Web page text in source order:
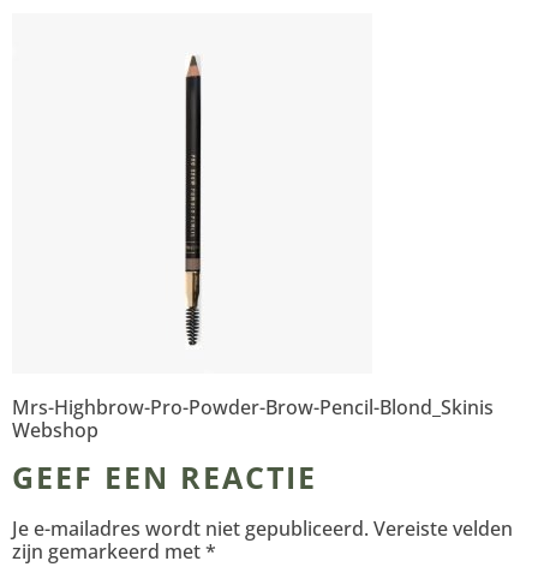
Mrs-Highbrow-Pro-Powder-Brow-Pencil-Blond_Skinis
Webshop
GEEF EEN REACTIE
Je e-mailadres wordt niet gepubliceerd. Vereiste velden
zijn gemarkeerd met*